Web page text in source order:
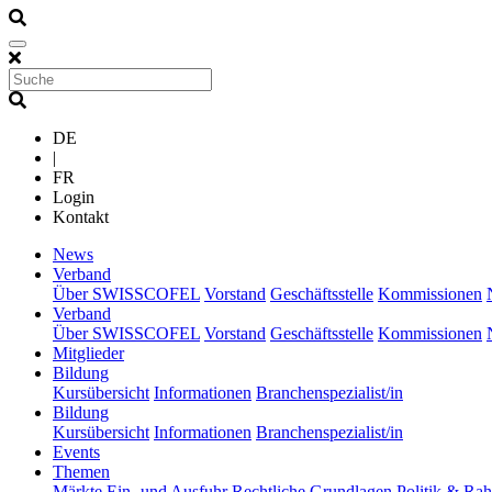
DE
|
FR
Login
Kontakt
News(current)
Verband
Über SWISSCOFEL Vorstand Geschäftsstelle Kommissionen
Verband
Über SWISSCOFEL Vorstand Geschäftsstelle Kommissionen
Mitglieder(current)
Bildung(current)
Kursübersicht Informationen Branchenspezialist/in
Bildung(current)
Kursübersicht Informationen Branchenspezialist/in
Events(current)
Themen